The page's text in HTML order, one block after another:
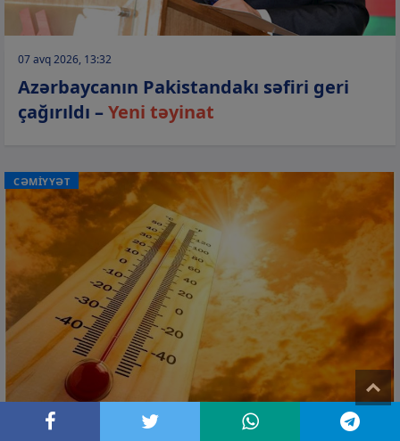
07 avq 2026, 13:32
Azərbaycanın Pakistandakı səfiri geri
çağırıldı –Yeni təyinat
CƏMİYYƏT